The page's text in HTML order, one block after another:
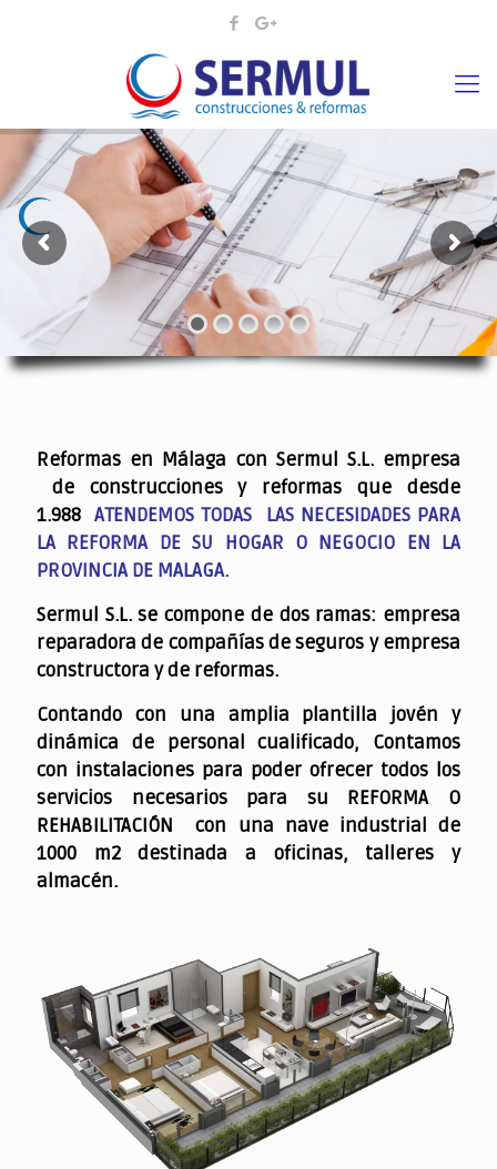
¡¡DAMOS VIDA A SUS
Reformas en Málaga con Sermul S.L. empresa
de construcciones y reformas que desde
1.988ATENDEMOS TODAS LAS NECESIDADES PARA
LA REFORMA DE SU HOGAR O NEGOCIO EN LA
PROVINCIA DE MALAGA.
Sermul S.L. se compone de dos ramas: empresa
reparadora de compañías de seguros y empresa
constructora y de reformas.
Contando con una amplia plantilla jovén y
dinámica de personal cualificado, Contamos
con instalaciones para poder ofrecer todos los
servicios necesarios para su REFORMA O
REHABILITACIÓN con una nave industrial de
1000 m2 destinada a oficinas, talleres y
almacén.